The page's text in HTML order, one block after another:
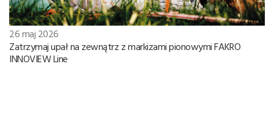
26 maj 2026
Zatrzymaj upał na zewnątrz z markizami pionowymi FAKRO
INNOVIEW Line